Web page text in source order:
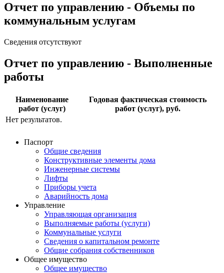
Отчет по управлению - Объемы по
коммунальным услугам
Сведения отсутствуют
Отчет по управлению - Выполненные
работы
Наименование
работ (услуг)
Годовая фактическая стоимость
работ (услуг), руб.
Нет результатов.
Паспорт
Общие сведения
Конструктивные элементы дома
Инженерные системы
Лифты
Приборы учета
Аварийность дома
Управление
Управляющая организация
Выполняемые работы (услуги)
Коммунальные услуги
Сведения о капитальном ремонте
Общие собрания собственников
Общее имущество
Общее имущество